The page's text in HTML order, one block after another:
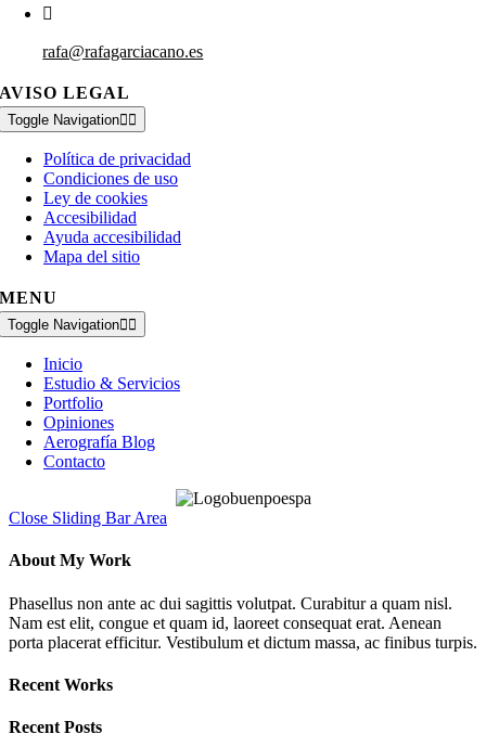
rafa@rafagarciacano.es
AVISO LEGAL
Toggle Navigation
Política de privacidad
Condiciones de uso
Ley de cookies
Accesibilidad
Ayuda accesibilidad
Mapa del sitio
MENU
Toggle Navigation
Inicio
Estudio & Servicios
Portfolio
Opiniones
Aerografía Blog
Contacto
Close Sliding Bar Area
About My Work
Phasellus non ante ac dui sagittis volutpat. Curabitur a quam nisl.
Nam est elit, congue et quam id, laoreet consequat erat. Aenean
porta placerat efficitur. Vestibulum et dictum massa, ac finibus turpis.
Recent Works
Recent Posts